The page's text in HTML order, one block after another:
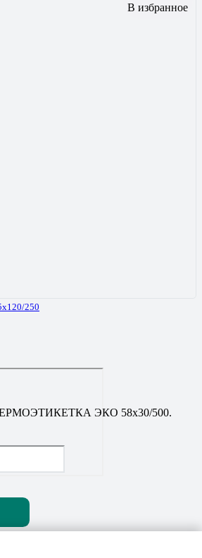
ТЕРМОЭТИКЕТКА ЭКО 58х30/500.
В избранное
250